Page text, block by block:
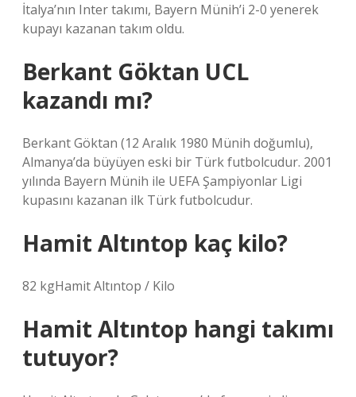
İtalya’nın Inter takımı, Bayern Münih’i 2-0 yenerek
kupayı kazanan takım oldu.
Berkant Göktan UCL
kazandı mı?
Berkant Göktan (12 Aralık 1980 Münih doğumlu),
Almanya’da büyüyen eski bir Türk futbolcudur. 2001
yılında Bayern Münih ile UEFA Şampiyonlar Ligi
kupasını kazanan ilk Türk futbolcudur.
Hamit Altıntop kaç kilo?
82 kgHamit Altıntop / Kilo
Hamit Altıntop hangi takımı
tutuyor?